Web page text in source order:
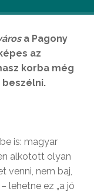
a Pagony
az
korba még
is: magyar
alkotott olyan
venni, nem baj,
lehetne ez „a jó